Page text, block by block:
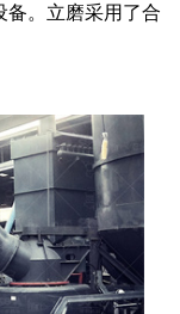
备。立磨采用了合